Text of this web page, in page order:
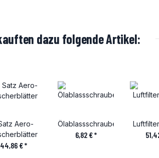
dazu folgende Artikel:
Aero-
44,86 €*
Ölablassschraube
6,82 €*